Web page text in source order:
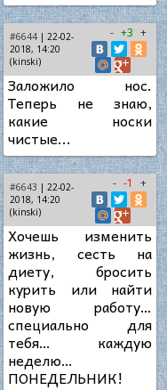
#6644 | 22-02-
2018, 14:20
(kinski)
- +3 +
Заложило нос.
Теперь не знаю,
какие носки
чистые...
#6643 | 22-02-
2018, 14:20
(kinski)
- -1 +
Хочешь изменить
жизнь, сесть на
диету, бросить
курить или найти
новую работу…
специально для
тебя… каждую
неделю…
ПОНЕДЕЛЬНИК!